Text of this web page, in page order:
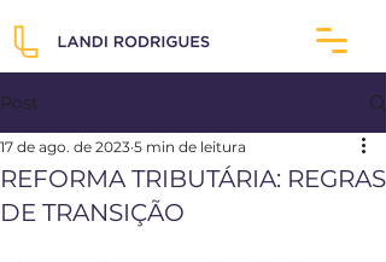
Post
REFORMA TRIBUTÁRIA: REGRAS
DE TRANSIÇÃO
17 de ago. de 2023 5 min de leitura